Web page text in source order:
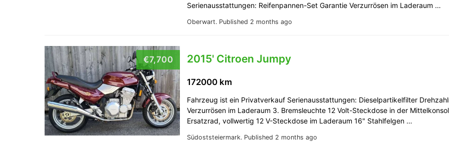
Oberwart. Published 2 months ago
Serienausstattungen: Reifenpannen-Set Garantie Verzurrösen im Laderaum …
€7,700 2015' Citroen Jumpy
Südoststeiermark. Published 2 months ago
172000 km
Fahrzeug ist ein Privatverkauf Serienausstattungen: Dieselpartikelfilter
Verzurrösen im Laderaum 3. Bremsleuchte 12 Volt-Steckdose in der
Ersatzrad, vollwertig 12 V-Steckdose im Laderaum 16" Stahlfelgen …